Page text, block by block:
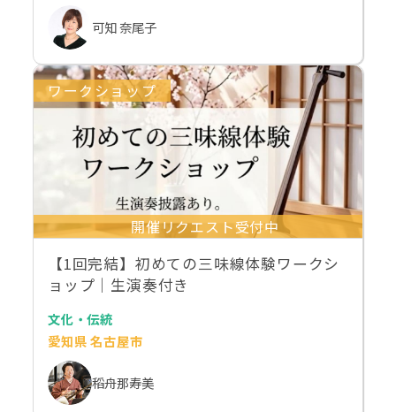
可知 奈尾子
ワークショップ
開催リクエスト受付中
【1回完結】初めての三味線体験ワークシ
ョップ｜生演奏付き
文化・伝統
愛知県 名古屋市
稻舟那寿美